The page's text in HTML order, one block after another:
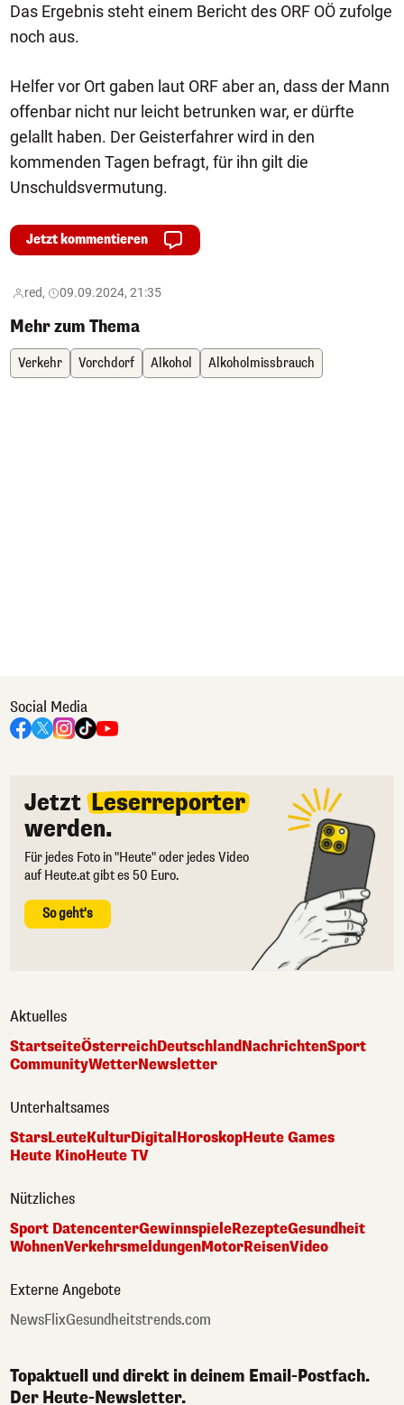
Das Ergebnis steht einem Bericht des ORF OÖ zufolge
noch aus.
Helfer vor Ort gaben laut ORF aber an, dass der Mann
offenbar nicht nur leicht betrunken war, er dürfte
gelallt haben. Der Geisterfahrer wird in den
kommenden Tagen befragt, für ihn gilt die
Unschuldsvermutung.
Jetzt kommentieren
red, 09.09.2024, 21:35
Mehr zum Thema
Verkehr Vorchdorf Alkohol Alkoholmissbrauch
Social Media
Jetzt Leserreporter
werden.
Für jedes Foto in "Heute" oder jedes Video
auf Heute.at gibt es 50 Euro.
So geht's
Aktuelles
StartseiteÖsterreichDeutschlandNachrichtenSport
CommunityWetterNewsletter
Unterhaltsames
StarsLeuteKulturDigitalHoroskopHeute Games
Heute KinoHeute TV
Nützliches
Sport DatencenterGewinnspieleRezepteGesundheit
WohnenVerkehrsmeldungenMotorReisenVideo
Externe Angebote
NewsFlixGesundheitstrends.com
Topaktuell und direkt in deinem Email-Postfach.
Der Heute-Newsletter.